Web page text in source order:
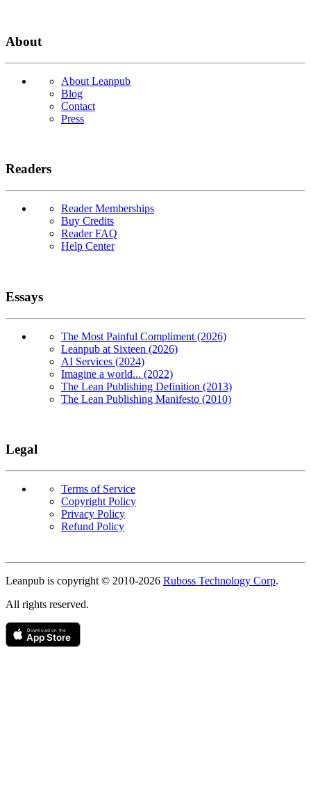
About
About Leanpub
Blog
Contact
Press
Readers
Reader Memberships
Buy Credits
Reader FAQ
Help Center
Essays
The Most Painful Compliment (2026)
Leanpub at Sixteen (2026)
AI Services (2024)
Imagine a world... (2022)
The Lean Publishing Definition (2013)
The Lean Publishing Manifesto (2010)
Legal
Terms of Service
Copyright Policy
Privacy Policy
Refund Policy
Leanpub is copyright © 2010-2026 Ruboss Technology Corp.
All rights reserved.